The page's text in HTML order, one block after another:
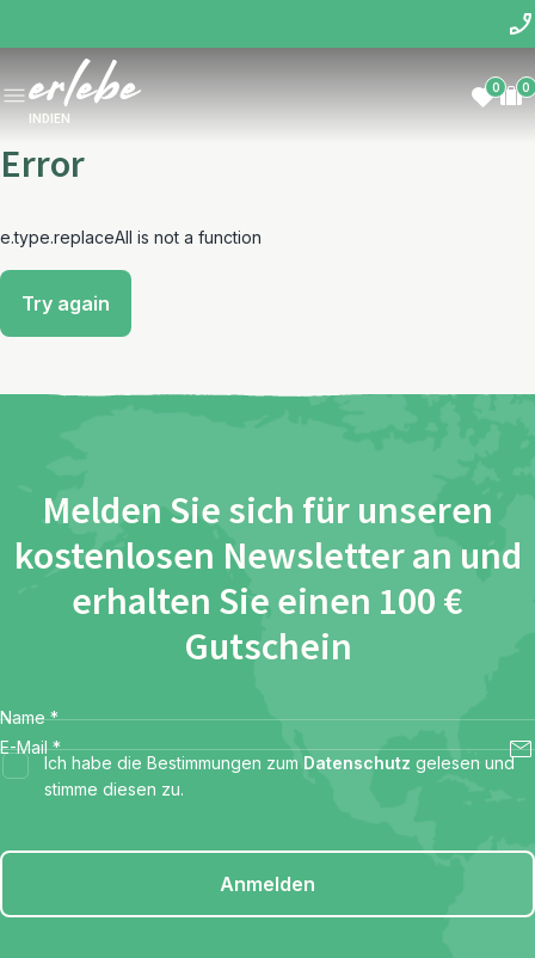
INDIEN
0 0
Error
e.type.replaceAll is not a function
Try again
Melden Sie sich für unseren
kostenlosen Newsletter an und
erhalten Sie einen 100 €
Gutschein
Name *
E-Mail *
Ich habe die Bestimmungen zum Datenschutz gelesen und
stimme diesen zu.
Anmelden